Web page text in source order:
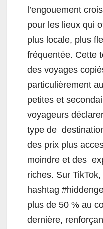
l’engouement
pour les lieux qui
plus locale, plus
fréquentée. Cette
des voyages
particulièrement
petites et
voyageurs
type de
des prix plus
moindre et des
riches. Sur
hashtag
plus de 50 % au
dernière,